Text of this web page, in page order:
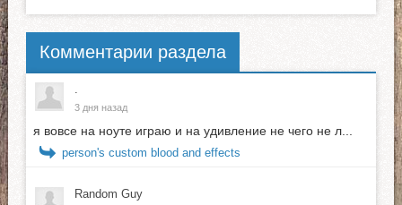
Комментарии раздела
.
3 дня назад
я вовсе на ноуте играю и на удивление не чего не л...
person's custom blood and effects
Random Guy